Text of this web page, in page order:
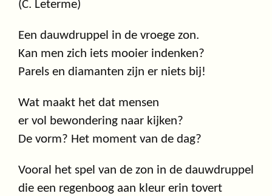
(C. Leterme)
Een dauwdruppel in de vroege zon.
Kan men zich iets mooier indenken?
Parels en diamanten zijn er niets bij!
Wat maakt het dat mensen
er vol bewondering naar kijken?
De vorm? Het moment van de dag?
Vooral het spel van de zon in de dauwdruppel
die een regenboog aan kleur erin tovert